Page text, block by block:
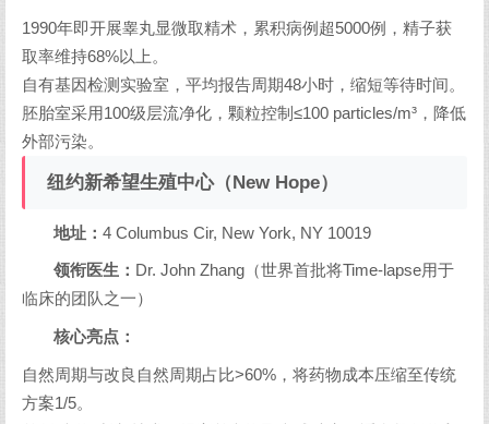
1990年即开展睾丸显微取精术，累积病例超5000例，精子获
取率维持68%以上。
自有基因检测实验室，平均报告周期48小时，缩短等待时间。
胚胎室采用100级层流净化，颗粒控制≤100 particles/m³，降低
外部污染。
纽约新希望生殖中心（New Hope）
地址：4 Columbus Cir, New York, NY 10019
领衔医生： Dr. John Zhang（世界首批将Time-lapse用于
临床的团队之一）
核心亮点：
自然周期与改良自然周期占比>60%，将药物成本压缩至传统
方案1/5。